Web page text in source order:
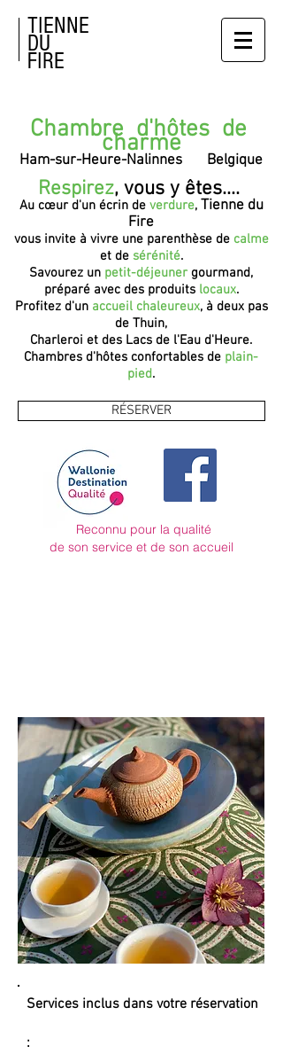
TIENNE
DU
FIRE
Chambre d'hôtes de
charme
Ham-sur-Heure-Nalinnes Belgique
Respirez, vous y êtes....
Au cœur d'un écrin de verdure, Tienne du
Fire
vous invite à vivre une parenthèse de calme
et de sérénité.
Savourez un petit-déjeuner gourmand,
préparé avec des produits locaux.
Profitez d'un accueil chaleureux, à deux pas
de Thuin,
Charleroi et des Lacs de l'Eau d'Heure.
Chambres d'hôtes confortables de plain-
pied.
RÉSERVER
Reconnu pour la qualité
de son service et de son accueil
Services inclus dans votre réservation
:​